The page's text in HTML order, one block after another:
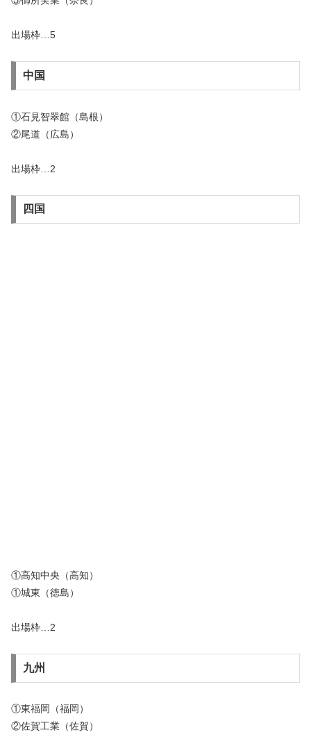
出場枠…5
中国
①石見智翠館（島根）
②尾道（広島）
出場枠…2
四国
①高知中央（高知）
①城東（徳島）
出場枠…2
九州
①東福岡（福岡）
②佐賀工業（佐賀）